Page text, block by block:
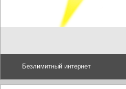
Безлимитный интернет